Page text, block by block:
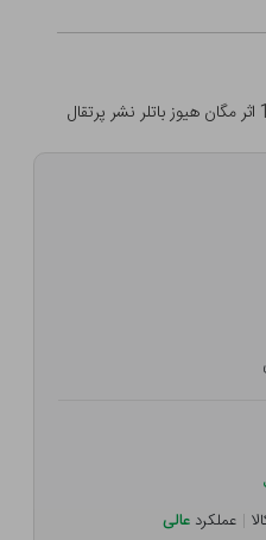
| عملکرد عالی